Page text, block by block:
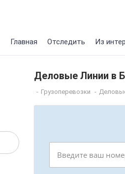
Главная Отследить Из
Деловые Линии в
- Грузоперевозки -